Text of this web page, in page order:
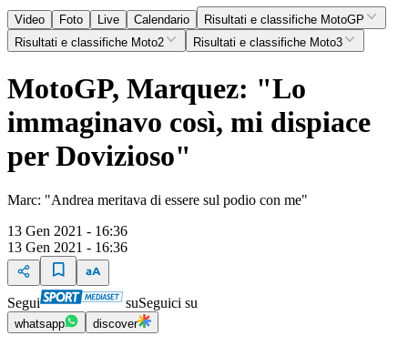
Video Foto Live Calendario
Risultati e classifiche MotoGP
Risultati e classifiche Moto2
Risultati e classifiche Moto3
MotoGP, Marquez: "Lo
immaginavo così, mi dispiace
per Dovizioso"
Marc: "Andrea meritava di essere sul podio con me"
13 Gen 2021 - 16:36
13 Gen 2021 - 16:36
Segui suSeguici su
whatsapp discover